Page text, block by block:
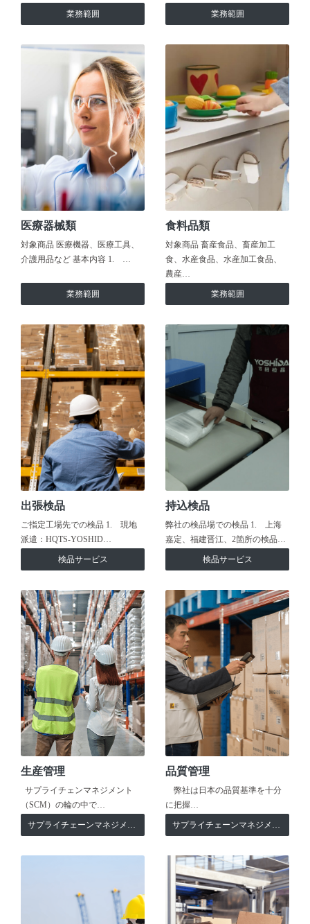
業務範囲 業務範囲
医療器械類
対象商品 医療機器、医療工具、
介護用品など 基本内容 1. …
業務範囲
食料品類
対象商品 畜産食品、畜産加工
食、水産食品、水産加工食品、
農産…
業務範囲
出張検品
ご指定工場先での検品 1. 現地
派遣：HQTS-YOSHID…
検品サービス
持込検品
弊社の検品場での検品 1. 上海
嘉定、福建晋江、2箇所の検品…
検品サービス
生産管理
サプライチェンマネジメント
（SCM）の輪の中で…
サプライチェーンマネジメント
品質管理
弊社は日本の品質基準を十分
に把握…
サプライチェーンマネジメント